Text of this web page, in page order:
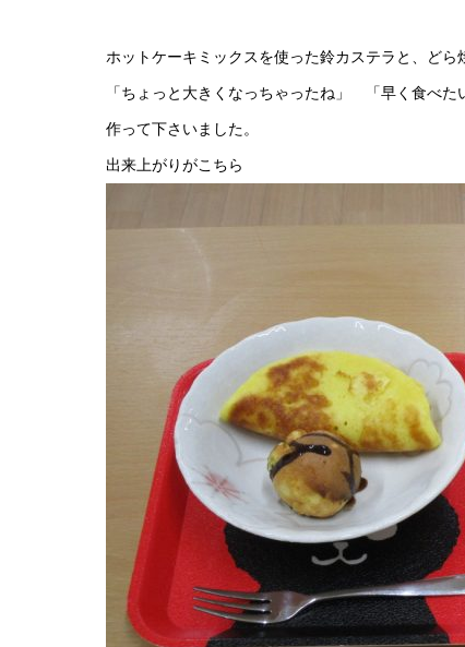
ホットケーキミックスを使った鈴カステラと、どら
「ちょっと大きくなっちゃったね」 「早く食べた
作って下さいました。
出来上がりがこちら